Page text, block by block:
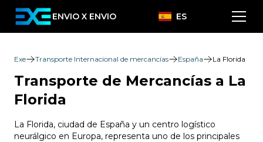
ENVIO X ENVIO ES
Exe Transporte Internacional de mercancías España La Florida
Transporte de Mercancías a La
Florida
La Florida, ciudad de España y un centro logístico
neurálgico en Europa, representa uno de los principales